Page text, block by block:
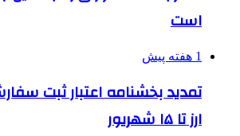
است
1 هفته پیش
تمدید بخشنامه اعتبار ثبت
ارز تا ۱۵ شهریور